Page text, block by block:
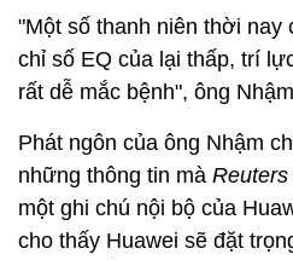
"Một số thanh niên thời nay
chỉ số EQ của lại thấp, trí
rất dễ mắc bệnh", ông
Phát ngôn của ông Nhậm
những thông tin mà Reuters
một ghi chú nội bộ của
cho thấy Huawei sẽ đặt